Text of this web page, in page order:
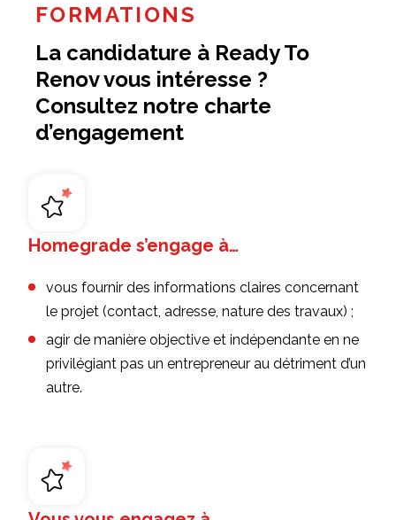
FORMATIONS
La candidature à Ready To
Renov vous intéresse ?
Consultez notre charte
d’engagement
Homegrade s’engage à…
vous fournir des informations claires concernant
le projet (contact, adresse, nature des travaux) ;
agir de manière objective et indépendante en ne
privilégiant pas un entrepreneur au détriment d’un
autre.